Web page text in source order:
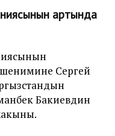
артында
Сергей
Бакиевдин